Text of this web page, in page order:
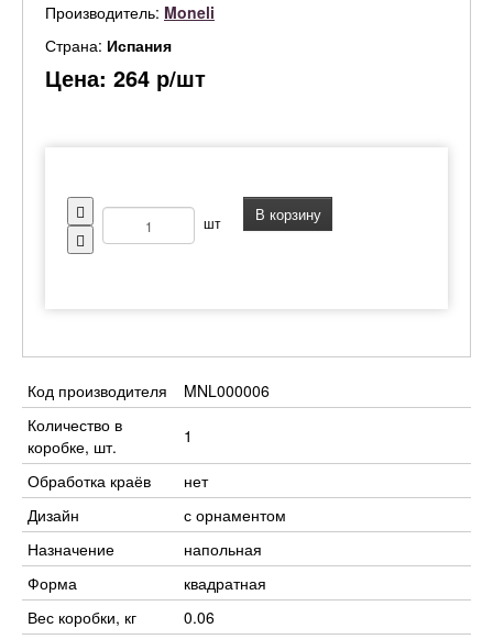
Производитель: Moneli
Страна: Испания
Цена: 264 р/шт
шт В корзину
Код производителя
MNL000006
Количество в
коробке, шт.
1
Обработка краёв
нет
Дизайн
с орнаментом
Назначение
напольная
Форма
квадратная
Вес коробки, кг
0.06